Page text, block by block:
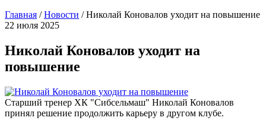
Главная /Новости /Николай Коновалов уходит на повышение
22 июля 2025
Николай Коновалов уходит на
повышение
Старший тренер ХК "Сибсельмаш" Николай Коновалов
принял решение продолжить карьеру в другом клубе.